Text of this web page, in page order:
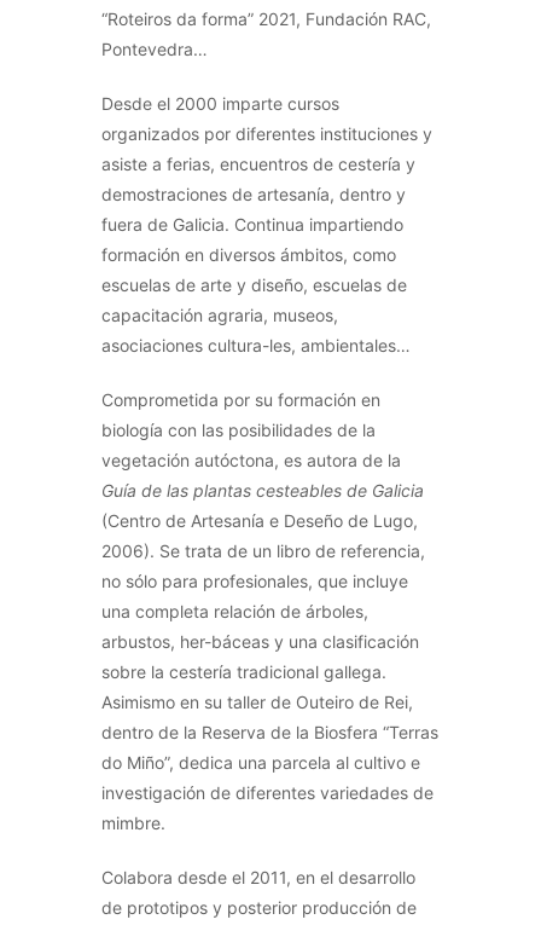
“Roteiros da forma” 2021, Fundación RAC,
Pontevedra…
Desde el 2000 imparte cursos
organizados por diferentes instituciones y
asiste a ferias, encuentros de cestería y
demostraciones de artesanía, dentro y
fuera de Galicia. Continua impartiendo
formación en diversos ámbitos, como
escuelas de arte y diseño, escuelas de
capacitación agraria, museos,
asociaciones cultura-les, ambientales…
Comprometida por su formación en
biología con las posibilidades de la
vegetación autóctona, es autora de la
Guía de las plantas cesteables de Galicia
(Centro de Artesanía e Deseño de Lugo,
2006). Se trata de un libro de referencia,
no sólo para profesionales, que incluye
una completa relación de árboles,
arbustos, her-báceas y una clasificación
sobre la cestería tradicional gallega.
Asimismo en su taller de Outeiro de Rei,
dentro de la Reserva de la Biosfera “Terras
do Miño”, dedica una parcela al cultivo e
investigación de diferentes variedades de
mimbre.
Colabora desde el 2011, en el desarrollo
de prototipos y posterior producción de